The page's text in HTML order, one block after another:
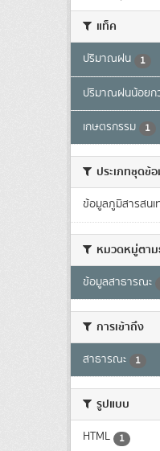
แท็ค
ปริมาณฝน 1
ปริมาณฝนน้อยก
เกษตรกรรม 1
ประเภทชุดข้
ข้อมูลภูมิสารสน
หมวดหมู่ตา
ข้อมูลสาธารณะ
การเข้าถึง
สาธารณะ 1
รูปแบบ
HTML 1